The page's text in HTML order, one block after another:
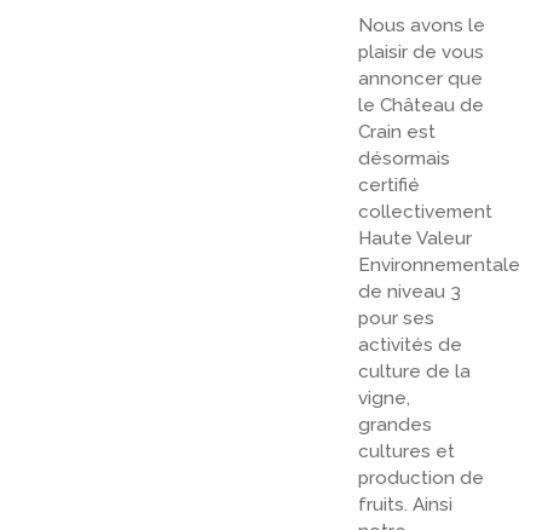
Nous avons le
plaisir de vous
annoncer que
le Château de
Crain est
désormais
certifié
collectivement
Haute Valeur
Environnementale
de niveau 3
pour ses
activités de
culture de la
vigne,
grandes
cultures et
production de
fruits. Ainsi